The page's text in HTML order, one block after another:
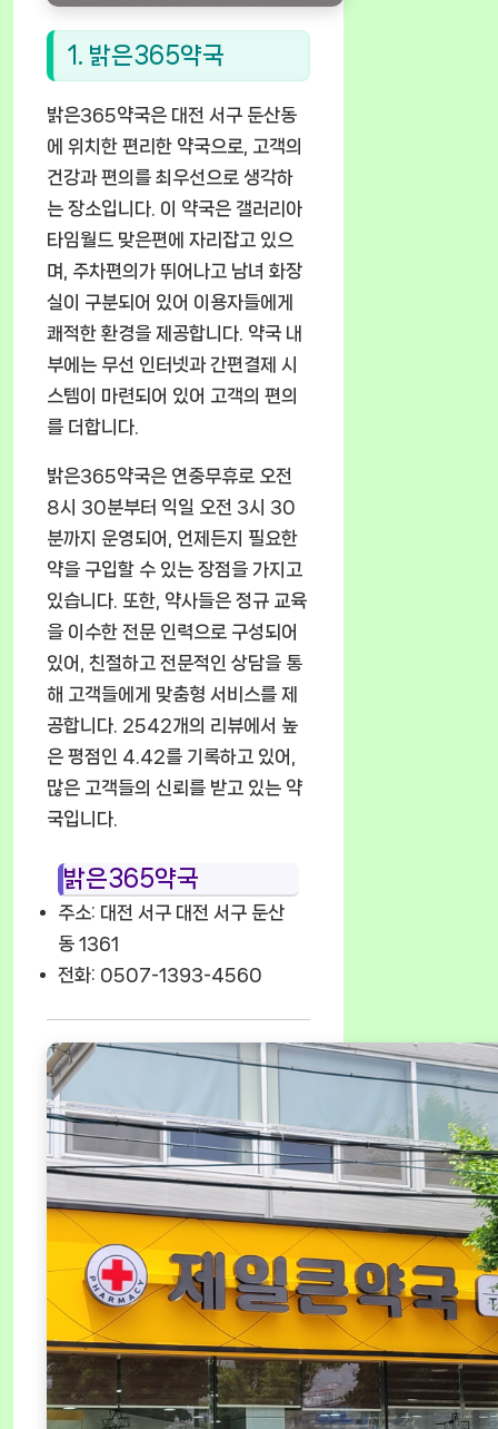
1. 밝은365약국
밝은365약국은 대전 서구 둔산동
에 위치한 편리한 약국으로, 고객의
건강과 편의를 최우선으로 생각하
는 장소입니다. 이 약국은 갤러리아
타임월드 맞은편에 자리잡고 있으
며, 주차편의가 뛰어나고 남녀 화장
실이 구분되어 있어 이용자들에게
쾌적한 환경을 제공합니다. 약국 내
부에는 무선 인터넷과 간편결제 시
스템이 마련되어 있어 고객의 편의
를 더합니다.
밝은365약국은 연중무휴로 오전
8시 30분부터 익일 오전 3시 30
분까지 운영되어, 언제든지 필요한
약을 구입할 수 있는 장점을 가지고
있습니다. 또한, 약사들은 정규 교육
을 이수한 전문 인력으로 구성되어
있어, 친절하고 전문적인 상담을 통
해 고객들에게 맞춤형 서비스를 제
공합니다. 2542개의 리뷰에서 높
은 평점인 4.42를 기록하고 있어,
많은 고객들의 신뢰를 받고 있는 약
국입니다.
밝은365약국
주소: 대전 서구 대전 서구 둔산
동 1361
전화: 0507-1393-4560